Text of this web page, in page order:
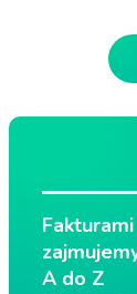
Fakturami
A do Z